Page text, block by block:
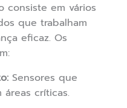
consiste em vários
que trabalham
eficaz. Os
Sensores que
críticas.